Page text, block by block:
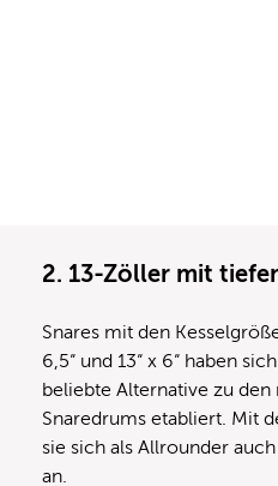
2. 13-Zöller mit
Snares mit den
6,5“ und 13“ x 6“ haben
beliebte Alternative zu den
Snaredrums etabliert. Mit
sie sich als Allrounder
an.